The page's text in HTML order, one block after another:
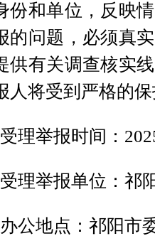
份和单位，反映
的问题，必须真
供有关调查核实
人将受到严格的
受理举报时间：
受理举报单位：祁
办公地点：祁阳市